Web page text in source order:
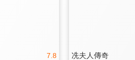
7.8 冼夫人傳奇